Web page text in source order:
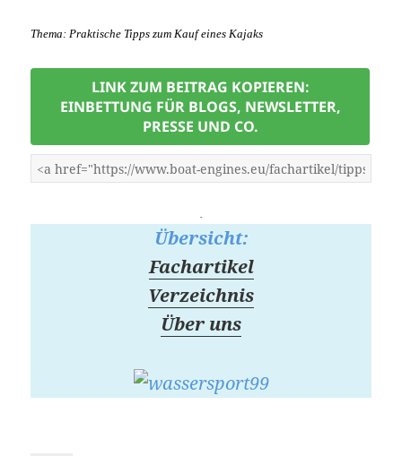
Thema: Praktische Tipps zum Kauf eines Kajaks
LINK ZUM BEITRAG KOPIEREN:
EINBETTUNG FÜR BLOGS, NEWSLETTER,
PRESSE UND CO.
-
Übersicht:
Fachartikel
Verzeichnis
Über uns